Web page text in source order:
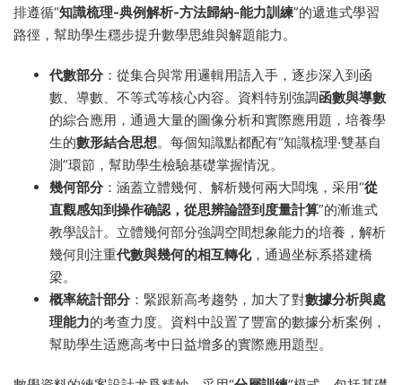
排遵循“知識梳理-典例解析-方法歸納-能力訓練”的遞進式學習
路徑，幫助學生穩步提升數學思維與解題能力。
代數部分：從集合與常用邏輯用語入手，逐步深入到函
數、導數、不等式等核心内容。資料特别強調函數與導數
的綜合應用，通過大量的圖像分析和實際應用題，培養學
生的數形結合思想。每個知識點都配有“知識梳理·雙基自
測”環節，幫助學生檢驗基礎掌握情況。
幾何部分：涵蓋立體幾何、解析幾何兩大闆塊，采用“從
直觀感知到操作确認，從思辨論證到度量計算”的漸進式
教學設計。立體幾何部分強調空間想象能力的培養，解析
幾何則注重代數與幾何的相互轉化，通過坐标系搭建橋
梁。
概率統計部分：緊跟新高考趨勢，加大了對數據分析與處
理能力的考查力度。資料中設置了豐富的數據分析案例，
幫助學生适應高考中日益增多的實際應用題型。